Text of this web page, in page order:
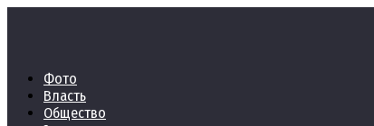
Фото
Власть
Общество